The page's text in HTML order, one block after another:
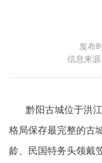
发布
信息来
黔阳古城位于洪江
格局保存最完整的古
龄、民国特务头领戴